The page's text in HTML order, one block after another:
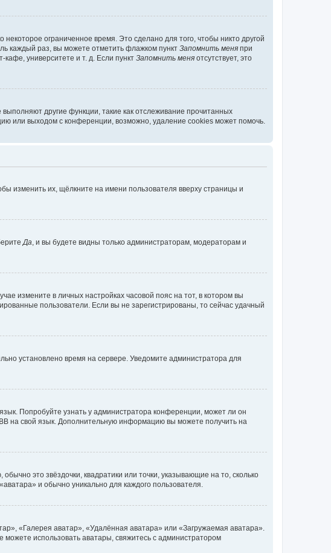
ограниченное время. Это сделано для того, чтобы никто другой
каждый раз, вы можете отметить флажком пункт Запомнить меня при
университете и т. д. Если пункт Запомнить меня отсутствует, это
другие функции, такие как отслеживание прочитанных
или выходом с конференции, возможно, удаление cookies может помочь.
изменить их, щёлкните на имени пользователя вверху страницы и
Да, и вы будете видны только администраторам, модераторам и
измените в личных настройках часовой пояс на тот, в котором вы
пользователи. Если вы не зарегистрированы, то сейчас удачный
установлено время на сервере. Уведомите администратора для
Попробуйте узнать у администратора конференции, может ли он
на свой язык. Дополнительную информацию вы можете получить на
это звёздочки, квадратики или точки, указывающие на то, сколько
и обычно уникально для каждого пользователя.
«Галерея аватар», «Удалённая аватара» или «Загружаемая аватара».
использовать аватары, свяжитесь с администратором